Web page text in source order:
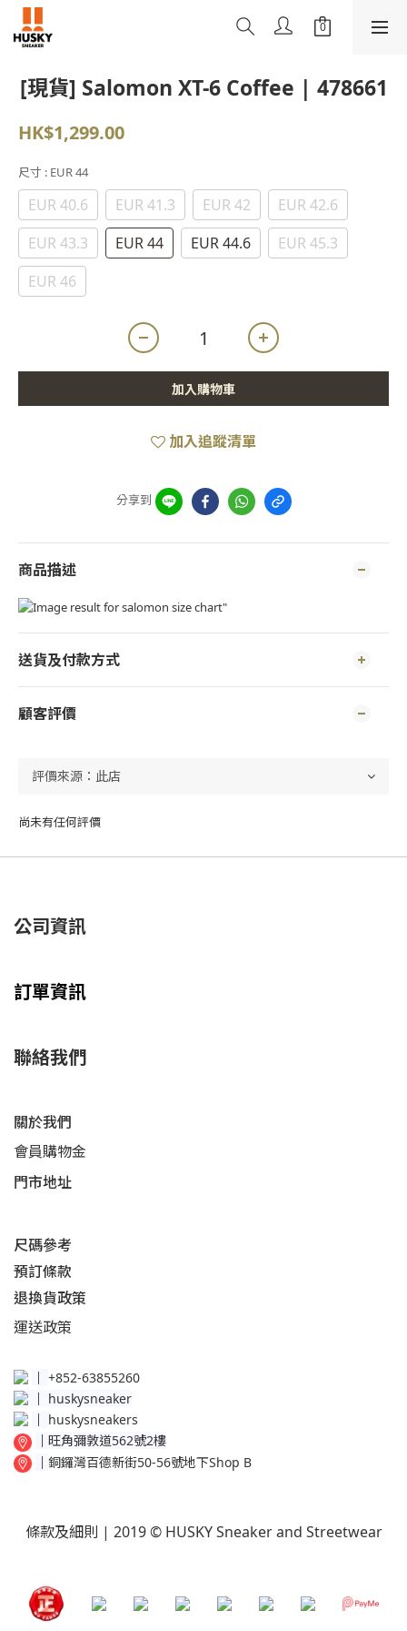
[現貨] Salomon XT-6 Coffee | 478661
HK$1,299.00
尺寸 : EUR 44
EUR 40.6 EUR 41.3 EUR 42
EUR 42.6
EUR 43.3
EUR 44 EUR 44.6
EUR 45.3
EUR 46
加入購物車
加入追蹤清單
分享到
商品描述
送貨及付款方式
顧客評價
尚未有任何評價
公司資訊
訂單資訊
聯絡我們
關於我們
會員購物金
門市地址
尺碼參考
預訂條款
退換貨政策​
運送政策​
│ +852-63855260
│ huskysneaker
│ huskysneakers
旺角彌敦道562號2樓
│ 銅鑼灣百德新街50-56號地下Shop B
條款及細則 | 2019 © HUSKY Sneaker and Streetwear